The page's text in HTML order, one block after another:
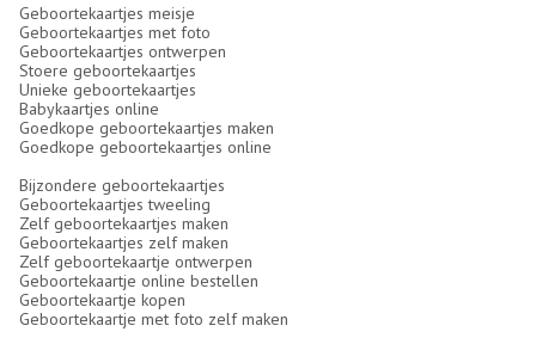
Geboortekaartjes meisje
Geboortekaartjes met foto
Geboortekaartjes ontwerpen
Stoere geboortekaartjes
Unieke geboortekaartjes
Babykaartjes online
Goedkope geboortekaartjes maken
Goedkope geboortekaartjes online
Bijzondere geboortekaartjes
Geboortekaartjes tweeling
Zelf geboortekaartjes maken
Geboortekaartjes zelf maken
Zelf geboortekaartje ontwerpen
Geboortekaartje online bestellen
Geboortekaartje kopen
Geboortekaartje met foto zelf maken